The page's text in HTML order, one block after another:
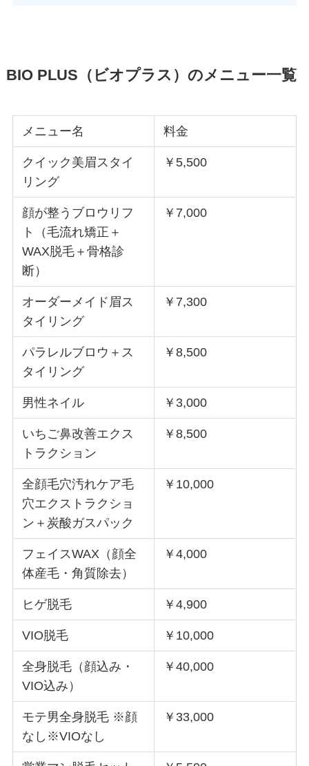
BIO PLUS（ビオプラス）のメニュー一覧
メニュー名 料金
クイック美眉スタイ
リング
￥5,500
顔が整うブロウリフ
ト（毛流れ矯正＋
WAX脱毛＋骨格診
断）
￥7,000
オーダーメイド眉ス
タイリング
￥7,300
パラレルブロウ＋ス
タイリング
￥8,500
男性ネイル ￥3,000
いちご鼻改善エクス
トラクション
￥8,500
全顔毛穴汚れケア毛
穴エクストラクショ
ン＋炭酸ガスパック
￥10,000
フェイスWAX（顔全
体産毛・角質除去）
￥4,000
ヒゲ脱毛 ￥4,900
VIO脱毛 ￥10,000
全身脱毛（顔込み・
VIO込み）
￥40,000
モテ男全身脱毛 ※顔
なし※VIOなし
￥33,000